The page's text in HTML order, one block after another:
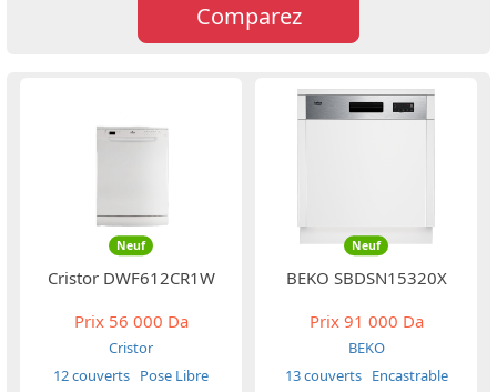
Comparez
Neuf
Cristor DWF612CR1W
Prix56 000 Da
Cristor
12 couverts Pose Libre
Neuf
BEKO SBDSN15320X
Prix91 000 Da
BEKO
13 couverts Encastrable